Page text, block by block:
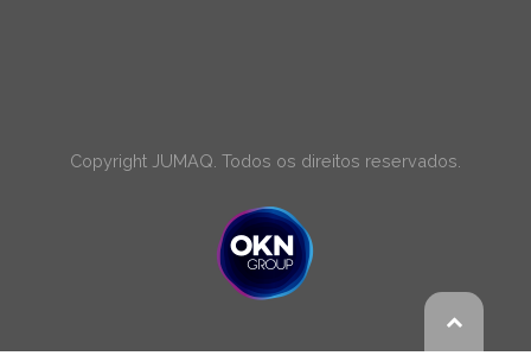
Copyright JUMAQ. Todos os direitos reservados.